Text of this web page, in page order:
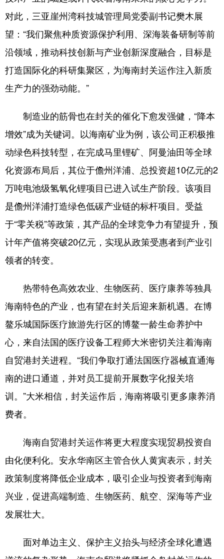
对此，三亚崖州湾科技城管理局党委副书记樊木展
望：“我们聚焦种质资源保护利用、深海装备研制等前
沿领域，推动科技创新与产业创新深度融合，目标是
打造国际化的科研集聚区，为海南封关运作注入新质
生产力的强劲动能。”
制造业的筋骨也在封关的催化下愈发强健，“降本
增效”成为关键词。以海南矿业为例，该公司正积极推
动绿色科技转型，在完成马里锂矿、阿曼油田等全球
化资源布局后，其位于儋州洋浦、总投资超10亿元的2
万吨电池级氢氧化锂项目已进入试生产阶段。该项目
是儋州洋浦打造绿色低碳产业链的标杆项目。受益
于“零关税”等政策，其产品的全球竞争力有望提升，预
计年产值将突破20亿元，实现从政策受惠者到产业引
领者的转变。
热带特色高效农业、生物医药、医疗康养等独具
海南特色的产业，也有望在封关后迎来新机遇。在博
鳌乐城国际医疗旅游先行区的博鳌一龄生命养护中
心，来自法国的医疗设备工程师大米密切关注着海南
自贸港封关进程。“我们争取打通法国医疗器械直通海
南的进口通道，并对员工提前开展数字化报关培
训。”大米相信，封关运作后，海南将吸引更多康养消
费者。
海南自贸港封关运作将更大程度实现贸易投资自
由化便利化。安永华南区主管合伙人黄寅表示，封关
政策制度将降低企业成本，吸引企业与投资者到海南
兴业，促进高端制造、生物医药、航空、深海等产业
发展壮大。
面对单边主义、保护主义抬头与经济全球化遭遇